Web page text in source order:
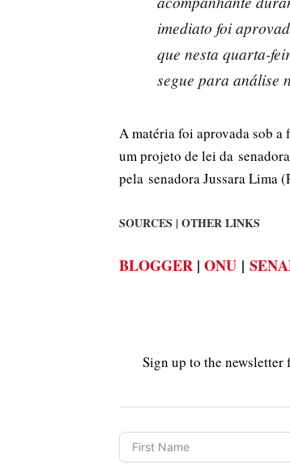
imediato foi
que nesta quarta-
segue para análise
A matéria foi aprovada sob
um projeto de lei da
pela senadora Jussara Lima
SOURCES | OTHER LINKS
BLOGGER | ONU |
Sign up to the newsletter